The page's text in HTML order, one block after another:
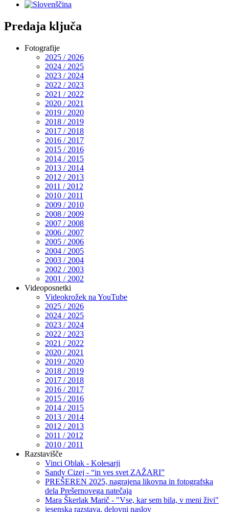
Predaja ključa
Fotografije
2025 / 2026
2024 / 2025
2023 / 2024
2022 / 2023
2021 / 2022
2020 / 2021
2019 / 2020
2018 / 2019
2017 / 2018
2016 / 2017
2015 / 2016
2014 / 2015
2013 / 2014
2012 / 2013
2011 / 2012
2010 / 2011
2009 / 2010
2008 / 2009
2007 / 2008
2006 / 2007
2005 / 2006
2004 / 2005
2003 / 2004
2002 / 2003
2001 / 2002
Videoposnetki
Videokrožek na YouTube
2025 / 2026
2024 / 2025
2023 / 2024
2022 / 2023
2021 / 2022
2020 / 2021
2019 / 2020
2018 / 2019
2017 / 2018
2016 / 2017
2015 / 2016
2014 / 2015
2013 / 2014
2012 / 2013
2011 / 2012
2010 / 2011
Razstavišče
Vinci Oblak - Kolesarji
Sandy Cizej - “in ves svet ZAŽARI”
PREŠEREN 2025, nagrajena likovna in fotografska
dela Prešernovega natečaja
Mara Škerlak Marič - "Vse, kar sem bila, v meni živi"
jesenska razstava, delovni naslov